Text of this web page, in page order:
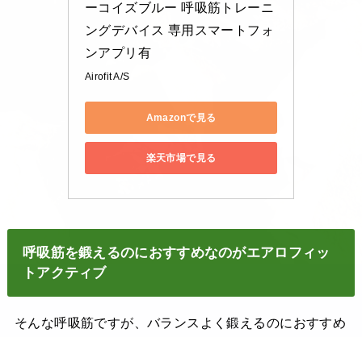
ーコイズブルー 呼吸筋トレーニ
ングデバイス 専用スマートフォ
ンアプリ有
Airofit A/S
Amazonで見る
楽天市場で見る
呼吸筋を鍛えるのにおすすめなのがエアロフィッ
トアクティブ
そんな呼吸筋ですが、バランスよく鍛えるのにおすすめ